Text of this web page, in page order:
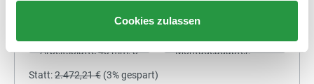
Cookies zulassen
Statt:2.472,21 € (3%gespart)